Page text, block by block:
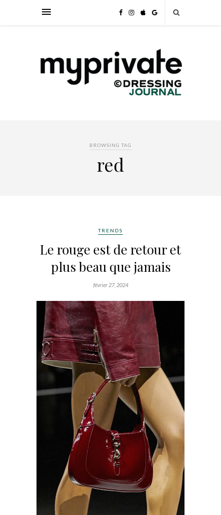
BROWSING TAG
red
TRENDS
Le rouge est de retour et
plus beau que jamais
février 27, 2024